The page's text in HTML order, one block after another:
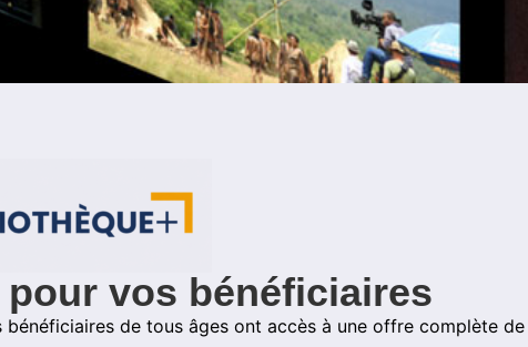
vos bénéficiaires
de tous âges ont accès à une offre complète